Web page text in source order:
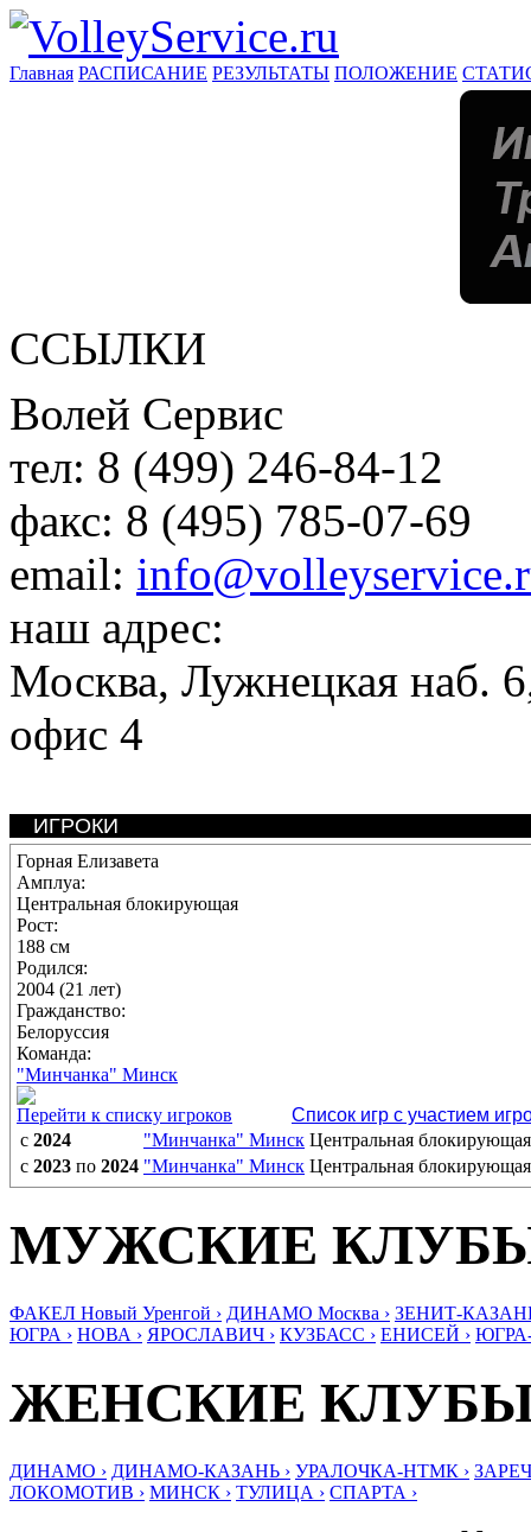
Главная РАСПИСАНИЕ РЕЗУЛЬТАТЫ ПОЛОЖЕНИЕ
ССЫЛКИ
Волей Сервис
тел: 8 (499) 246-84-12
факс: 8 (495) 785-07-69
email:
наш адрес:
Москва, Лужнецкая наб.
офис 4
ИГРОКИ
Горная Елизавета
Амплуа:
Центральная блокирующая
Рост:
188 см
Родился:
2004 (21 лет)
Гражданство:
Белоруссия
Команда:
"Минчанка" Минск
Перейти к списку игроков
Список игр с участием
с 2024 "Минчанка" Минск Центральная блокирующая
с 2023 по 2024 "Минчанка" Минск Центральная блокирующая
МУЖСКИЕ
ФАКЕЛ Новый Уренгой › ДИНАМО Москва › ЗЕНИТ-
ЮГРА › НОВА › ЯРОСЛАВИЧ › КУЗБАСС › ЕНИСЕЙ ›
ЖЕНСКИЕ
ДИНАМО › ДИНАМО-КАЗАНЬ › УРАЛОЧКА-НТМК ›
ЛОКОМОТИВ › МИНСК › ТУЛИЦА › СПАРТА ›